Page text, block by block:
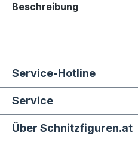
Beschreibung
Service-Hotline
Service
Über Schnitzfiguren.at